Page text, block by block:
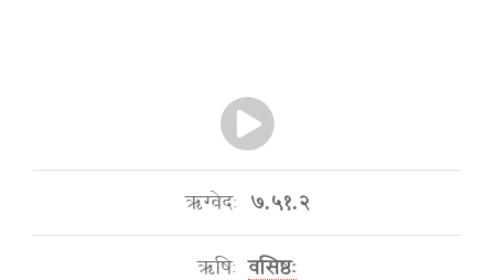
ऋग्वेदः ७.५१.२
ऋषिः वसिष्ठः